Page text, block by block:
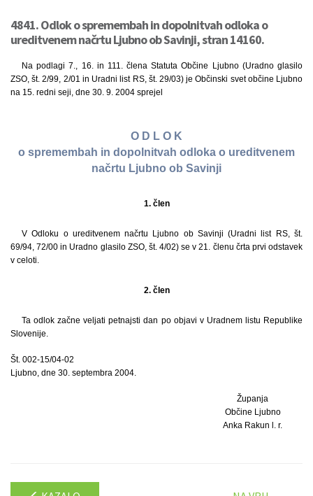
4841. Odlok o spremembah in dopolnitvah odloka o
ureditvenem načrtu Ljubno ob Savinji, stran 14160.
Na podlagi 7., 16. in 111. člena Statuta Občine Ljubno (Uradno glasilo
ZSO, št. 2/99, 2/01 in Uradni list RS, št. 29/03) je Občinski svet občine Ljubno
na 15. redni seji, dne 30. 9. 2004 sprejel
O D L O K
o spremembah in dopolnitvah odloka o ureditvenem
načrtu Ljubno ob Savinji
1. člen
V Odloku o ureditvenem načrtu Ljubno ob Savinji (Uradni list RS, št.
69/94, 72/00 in Uradno glasilo ZSO, št. 4/02) se v 21. členu črta prvi odstavek
v celoti.
2. člen
Ta odlok začne veljati petnajsti dan po objavi v Uradnem listu Republike
Slovenije.
Št. 002-15/04-02
Ljubno, dne 30. septembra 2004.
Županja
Občine Ljubno
Anka Rakun l. r.